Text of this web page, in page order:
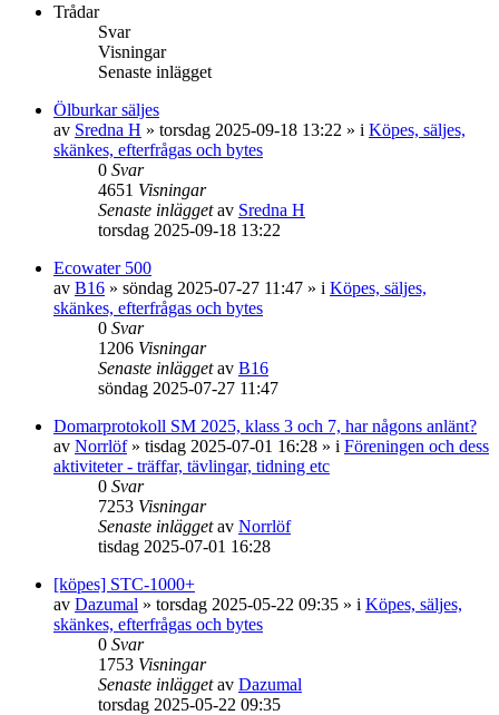
Trådar
Svar
Visningar
Senaste inlägget
Ölburkar säljes
av Sredna H » torsdag 2025-09-18 13:22 » i Köpes, säljes,
skänkes, efterfrågas och bytes
0 Svar
4651 Visningar
Senaste inläggetav Sredna H
torsdag 2025-09-18 13:22
Ecowater 500
av B16 » söndag 2025-07-27 11:47 » i Köpes, säljes,
skänkes, efterfrågas och bytes
0 Svar
1206 Visningar
Senaste inläggetav B16
söndag 2025-07-27 11:47
Domarprotokoll SM 2025, klass 3 och 7, har någons anlänt?
av Norrlöf» tisdag 2025-07-01 16:28 » i Föreningen och dess
aktiviteter - träffar, tävlingar, tidning etc
0 Svar
7253 Visningar
Senaste inläggetav Norrlöf
tisdag 2025-07-01 16:28
[köpes] STC-1000+
av Dazumal » torsdag 2025-05-22 09:35 » i Köpes, säljes,
skänkes, efterfrågas och bytes
0 Svar
1753 Visningar
Senaste inläggetav Dazumal
torsdag 2025-05-22 09:35